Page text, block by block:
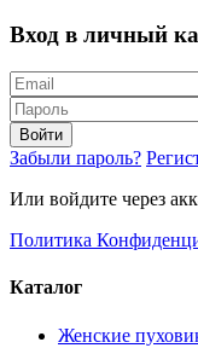
Вход в личный
Войти
Забыли пароль?
Или войдите через
Политика
Каталог
Женские